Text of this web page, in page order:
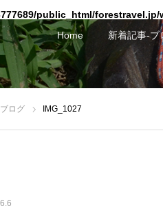
Home 新着記事-ブ
public_html/
ブログ IMG_1027